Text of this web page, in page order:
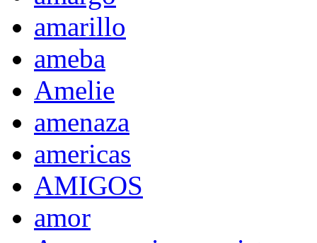
amarillo
ameba
Amelie
amenaza
americas
AMIGOS
amor